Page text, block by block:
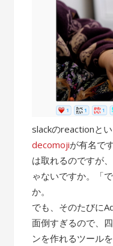
slackのreactionと
decomojiが有名で
は取れるのですが
ゃないですか。「
か。
でも、そのたびに
面倒すぎるので、
ンを作れるツール